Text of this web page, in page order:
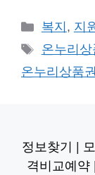
카
테
리
복지 , 지
태
그
온누리
온누리상품
정보찾기
격비교예약